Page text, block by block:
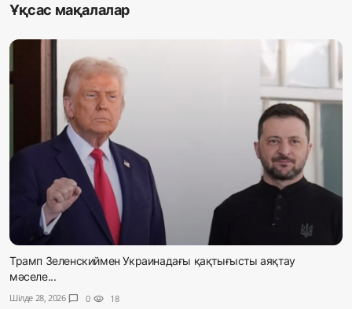
Ұқсас мақалалар
Трамп Зеленскиймен Украинадағы қақтығысты аяқтау
мәселе...
Шілде 28, 2026 chat_bubble 0 visibility 18